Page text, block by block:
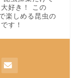
好き！ この
楽しめる昆虫の
す！